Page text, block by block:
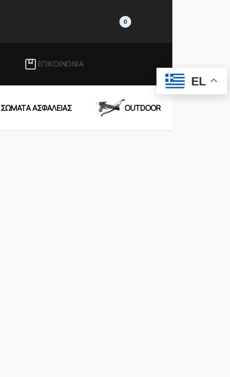
0
ΕΠΙΚΟΙΝΩΝΙΑ
ΣΩΜΑΤΑ ΑΣΦΑΛΕΙΑΣ OUTDOOR
EL